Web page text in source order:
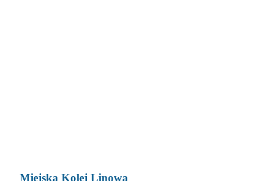
Miejska Kolej Linowa